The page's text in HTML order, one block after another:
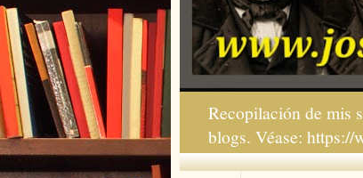
Recopilación de mis
blogs. Véase: